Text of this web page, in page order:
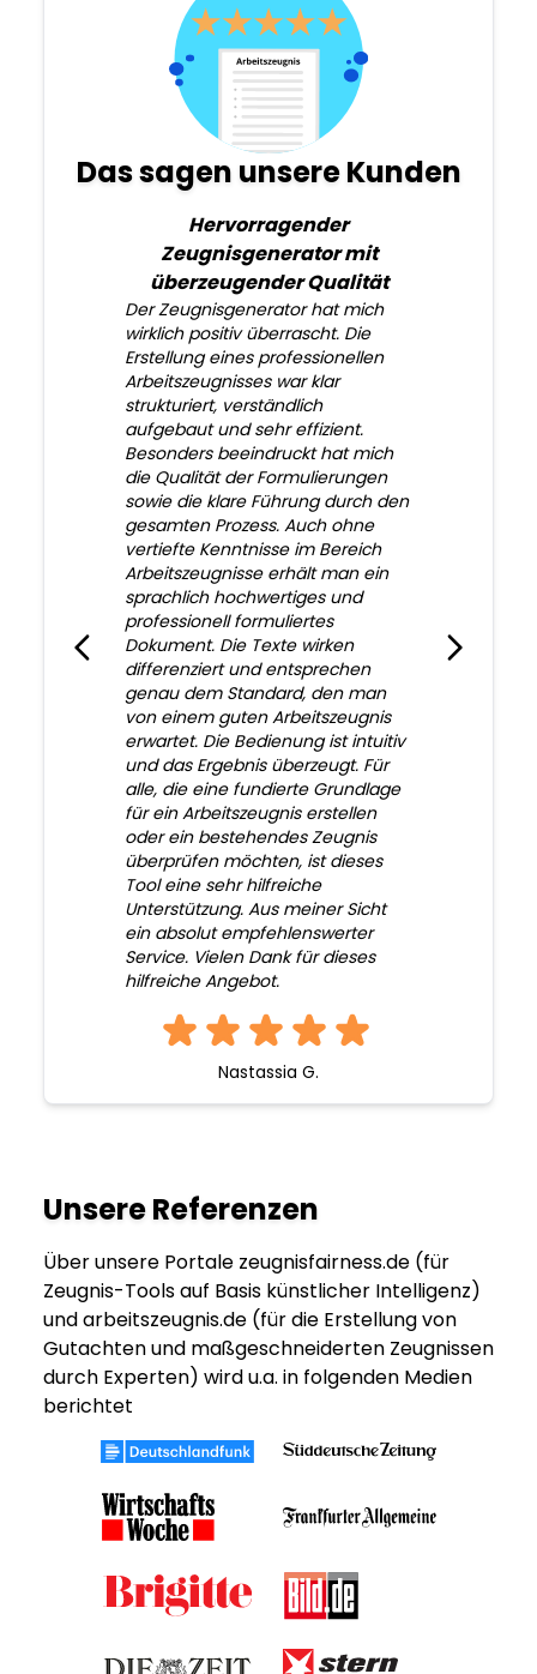
Das sagen unsere Kunden
Hervorragender
Zeugnisgenerator mit
überzeugender Qualität
Der Zeugnisgenerator hat mich
wirklich positiv überrascht. Die
Erstellung eines professionellen
Arbeitszeugnisses war klar
strukturiert, verständlich
aufgebaut und sehr effizient.
Besonders beeindruckt hat mich
die Qualität der Formulierungen
sowie die klare Führung durch den
gesamten Prozess. Auch ohne
vertiefte Kenntnisse im Bereich
Arbeitszeugnisse erhält man ein
sprachlich hochwertiges und
professionell formuliertes
Dokument. Die Texte wirken
differenziert und entsprechen
genau dem Standard, den man
von einem guten Arbeitszeugnis
erwartet. Die Bedienung ist intuitiv
und das Ergebnis überzeugt. Für
alle, die eine fundierte Grundlage
für ein Arbeitszeugnis erstellen
oder ein bestehendes Zeugnis
überprüfen möchten, ist dieses
Tool eine sehr hilfreiche
Unterstützung. Aus meiner Sicht
ein absolut empfehlenswerter
Service. Vielen Dank für dieses
hilfreiche Angebot.
Nastassia G.
Unsere Referenzen
Über unsere Portale zeugnisfairness.de (für
Zeugnis-Tools auf Basis künstlicher Intelligenz)
und arbeitszeugnis.de (für die Erstellung von
Gutachten und maßgeschneiderten Zeugnissen
durch Experten) wird u.a. in folgenden Medien
berichtet